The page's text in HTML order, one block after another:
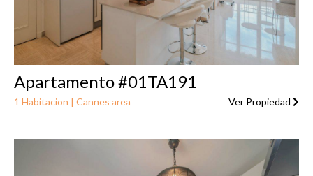
Apartamento #01TA191
1 Habitacion | Cannes area Ver Propiedad